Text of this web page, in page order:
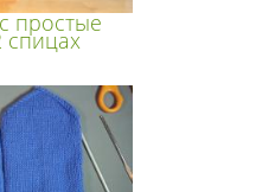
простые
спицах